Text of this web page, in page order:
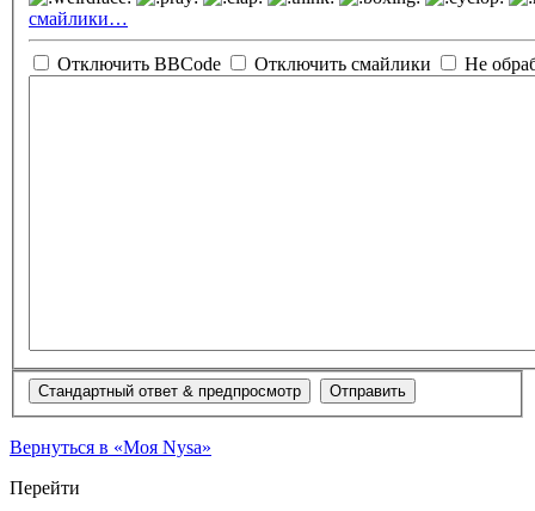
смайлики…
Отключить BBCode Отключить смайлики Не
Вернуться в «Моя Nysa»
Перейти